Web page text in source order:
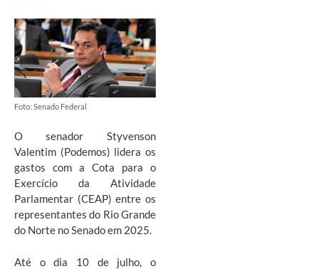
Foto: Senado Federal
O senador Styvenson
Valentim (Podemos) lidera os
gastos com a Cota para o
Exercício da Atividade
Parlamentar (CEAP) entre os
representantes do Rio Grande
do Norte no Senado em 2025.
Até o dia 10 de julho, o